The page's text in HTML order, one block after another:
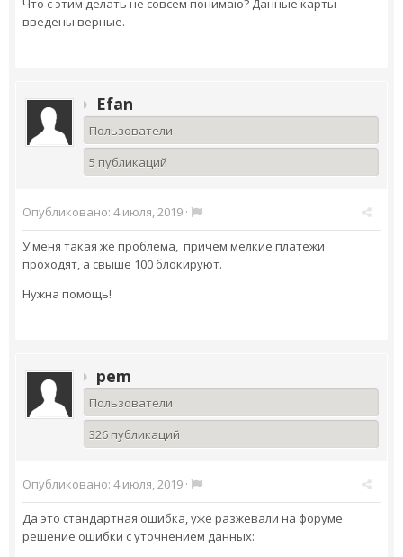
Что с этим делать не совсем понимаю? Данные карты
введены верные.
Efan
Пользователи
5 публикаций
Опубликовано: 4 июля, 2019 ·
У меня такая же проблема, причем мелкие платежи
проходят, а свыше 100 блокируют.
Нужна помощь!
pem
Пользователи
326 публикаций
Опубликовано: 4 июля, 2019 ·
Да это стандартная ошибка, уже разжевали на форуме
решение ошибки с уточнением данных: